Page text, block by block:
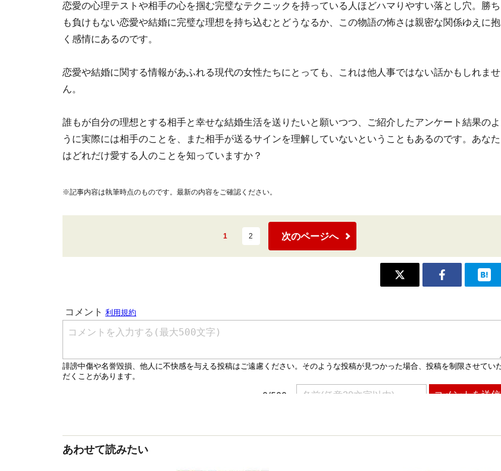
恋愛の心理テストや相手の心を掴む完璧なテクニックを持っている人ほどハマりやすい落とし穴。勝ち
も負けもない恋愛や結婚に完璧な理想を持ち込むとどうなるか、この物語の怖さは親密な関係ゆえに抱
く感情にあるのです。
恋愛や結婚に関する情報があふれる現代の女性たちにとっても、これは他人事ではない話かもしれませ
ん。
誰もが自分の理想とする相手と幸せな結婚生活を送りたいと願いつつ、ご紹介したアンケート結果のよ
うに実際には相手のことを、また相手が送るサインを理解していないということもあるのです。あなた
はどれだけ愛する人のことを知っていますか？
※記事内容は執筆時点のものです。最新の内容をご確認ください。
1 2 次のページへ
あわせて読みたい